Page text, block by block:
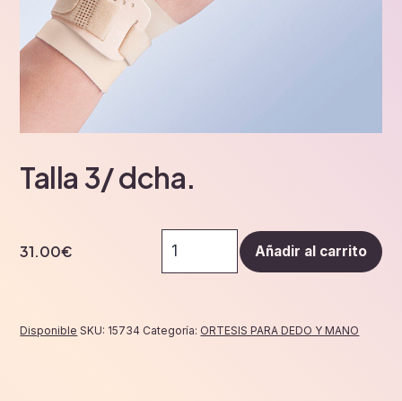
Talla 3/ dcha.
31.00€ Añadir al carrito
Disponible SKU: 15734 Categoría: ORTESIS PARA DEDO Y MANO